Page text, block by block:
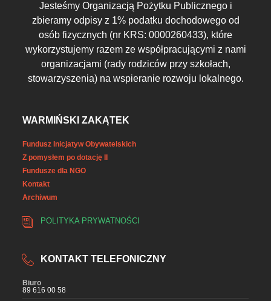
Jesteśmy Organizacją Pożytku Publicznego i
zbieramy odpisy z 1% podatku dochodowego od
osób fizycznych (nr KRS: 0000260433), które
wykorzystujemy razem ze współpracującymi z nami
organizacjami (rady rodziców przy szkołach,
stowarzyszenia) na wspieranie rozwoju lokalnego.
WARMIŃSKI ZAKĄTEK
Fundusz Inicjatyw Obywatelskich
Z pomysłem po dotację II
Fundusze dla NGO
Kontakt
Archiwum
POLITYKA PRYWATNOŚCI
KONTAKT TELEFONICZNY
Biuro
89 616 00 58